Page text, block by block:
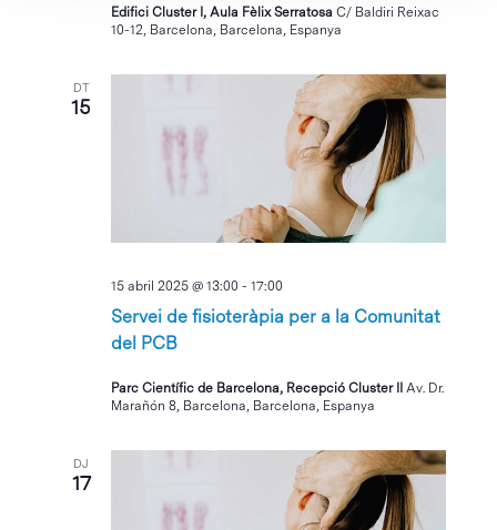
Edifici Cluster I, Aula Fèlix SerratosaC/ Baldiri Reixac
10-12, Barcelona, Barcelona, Espanya
DT
15
Servei de fisioteràpia per a la Comunitat
del PCB
15 abril 2025 @ 13:00 -17:00
Parc Científic de Barcelona, Recepció Cluster IIAv. Dr.
Marañón 8, Barcelona, Barcelona, Espanya
DJ
17